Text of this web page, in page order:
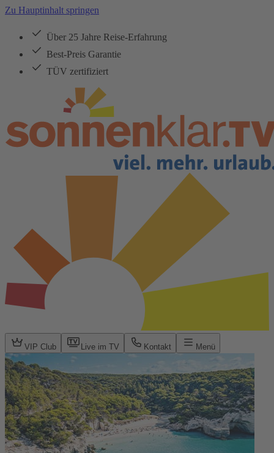
Zu Hauptinhalt springen
Über 25 Jahre Reise-Erfahrung
Best-Preis Garantie
TÜV zertifiziert
VIP Club Live im TV Kontakt Menü